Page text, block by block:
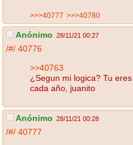
>>>40777 >>>40780
Anónimo 28/11/21 00:27
/#/ 40776
>>40763
¿Segun mi logica? Tu
cada año, juanito
Anónimo 28/11/21 00:28
/#/ 40777